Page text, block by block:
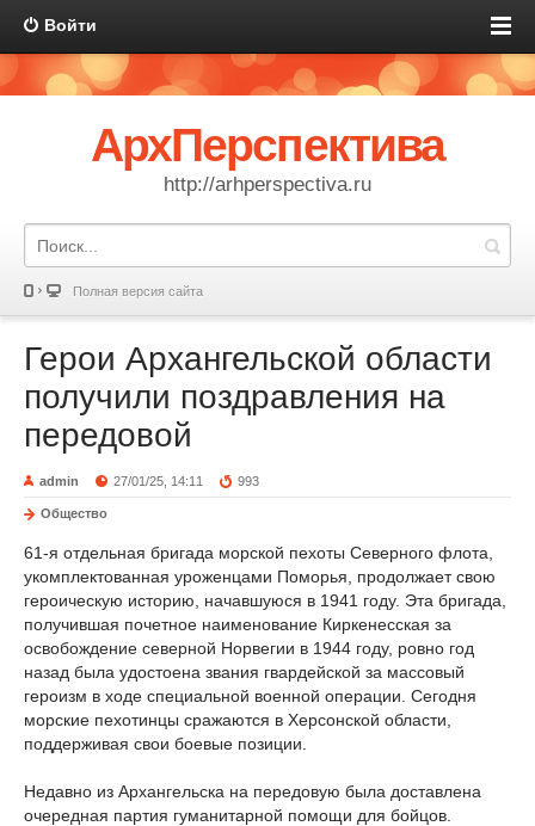
Войти
АрхПерспектива
http://arhperspectiva.ru
Полная версия сайта
Герои Архангельской области
получили поздравления на
передовой
admin 27/01/25, 14:11 993
Общество
61-я отдельная бригада морской пехоты Северного флота,
укомплектованная уроженцами Поморья, продолжает свою
героическую историю, начавшуюся в 1941 году. Эта бригада,
получившая почетное наименование Киркенесская за
освобождение северной Норвегии в 1944 году, ровно год
назад была удостоена звания гвардейской за массовый
героизм в ходе специальной военной операции. Сегодня
морские пехотинцы сражаются в Херсонской области,
поддерживая свои боевые позиции.
Недавно из Архангельска на передовую была доставлена
очередная партия гуманитарной помощи для бойцов.